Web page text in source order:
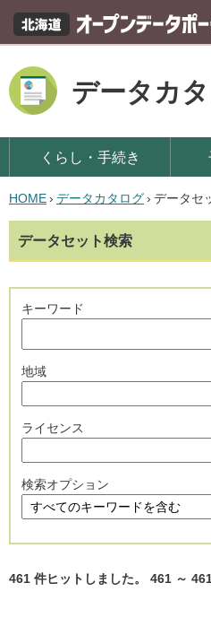
データカ
くらし・手続き
HOME› データカタログ› データセ
データセット検索
キーワード
地域
ライセンス
検索オプション
461 件ヒットしました。 461 ～